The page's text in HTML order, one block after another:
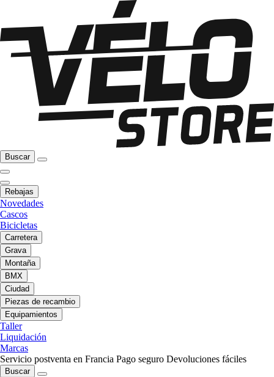
Buscar
Rebajas
Novedades
Cascos
Bicicletas
Carretera
Grava
Montaña
BMX
Ciudad
Piezas de recambio
Equipamientos
Taller
Liquidación
Marcas
Servicio postventa en Francia Pago seguro Devoluciones fáciles
Buscar